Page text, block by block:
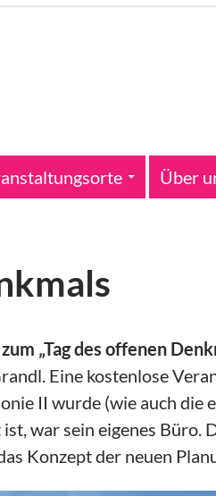
Über
„Tag des offenen
Eine kosten­lose
II wurde (wie auch die
war sein eigenes
Konzept der neuen